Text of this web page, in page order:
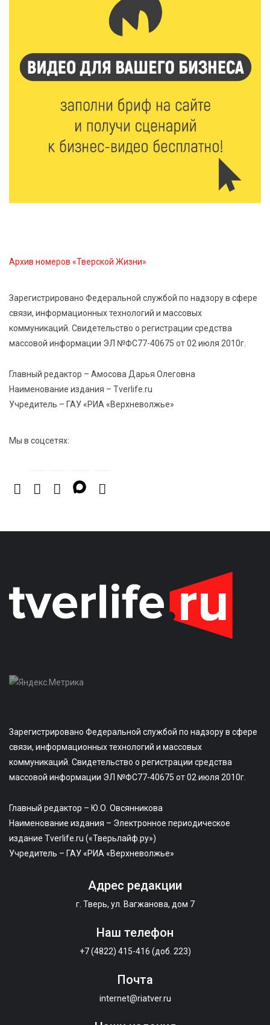
От детских зон до полётов на шарах: в парке
«Гришкино» готовят масштабный праздник
5 Авг 2026 14:44 206
Россияне полюбили «раскладушки» и «книжки»
5 Авг 2026 14:32 294
Топ-4 направлений: какие специальности стали
самыми популярными у абитуриентов в 2026 году
В Введенской церкви Торжка завершился важный
этап реставрации
передали сборники стихов в зону СВО
5 Авг 2026 13:13 424
Виталий Королев поздравил победительниц
«Большой перемены»
Рекорд года: в июле в России продали 122,1 тыс.
новых легковых авто
Архив номеров «Тверской Жизни»
Зарегистрировано Федеральной службой по надзору в сфере
связи, информационных технологий и массовых
коммуникаций. Свидетельство о регистрации средства
массовой информации ЭЛ №ФС77-40675 от 02 июля 2010г.
Главный редактор – Амосова Дарья Олеговна
Наименование издания – Tverlife.ru
Учредитель – ГАУ «РИА «Верхневолжье»
Мы в соцсетях:
Зарегистрировано Федеральной службой по надзору в сфере
связи, информационных технологий и массовых
коммуникаций. Свидетельство о регистрации средства
массовой информации ЭЛ №ФС77-40675 от 02 июля 2010г.
Главный редактор – Ю.О. Овсянникова
Наименование издания – Электронное периодическое
издание Tverlife.ru («Тверьлайф.ру»)
Учредитель – ГАУ «РИА «Верхневолжье»
Адрес редакции
г. Тверь, ул. Вагжанова, дом 7
Наш телефон
+7 (4822) 415-416 (доб. 223)
Почта
internet@riatver.ru